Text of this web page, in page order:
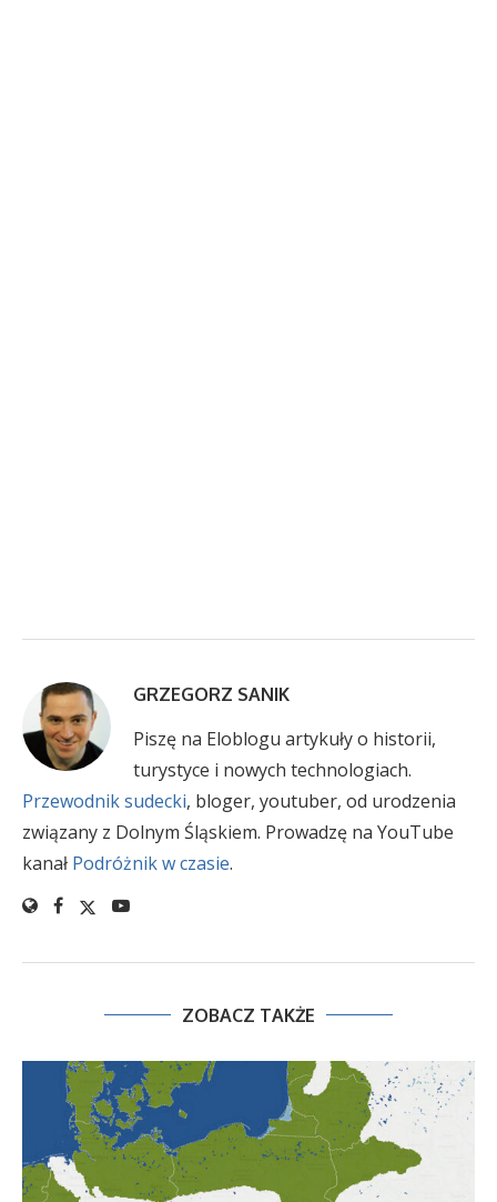
GRZEGORZ SANIK
Piszę na Eloblogu artykuły o historii,
turystyce i nowych technologiach.
Przewodnik sudecki, bloger, youtuber, od urodzenia
związany z Dolnym Śląskiem. Prowadzę na YouTube
kanał Podróżnik w czasie.
ZOBACZ TAKŻE